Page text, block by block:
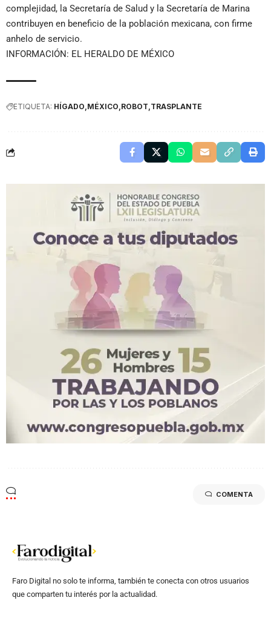
complejidad, la Secretaría de Salud y la Secretaría de Marina
contribuyen en beneficio de la población mexicana, con firme
anhelo de servicio.
INFORMACIÓN: EL HERALDO DE MÉXICO
ETIQUETA: HÍGADO MÉXICO ROBOT TRASPLANTE
COMENTA
Faro Digital no solo te informa, también te conecta con otros usuarios
que comparten tu interés por la actualidad.